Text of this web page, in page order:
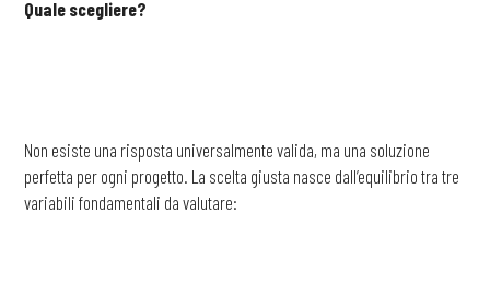
Quale scegliere?
Non esiste una risposta universalmente valida, ma una soluzione
perfetta per ogni progetto. La scelta giusta nasce dall’equilibrio tra tre
variabili fondamentali da valutare: